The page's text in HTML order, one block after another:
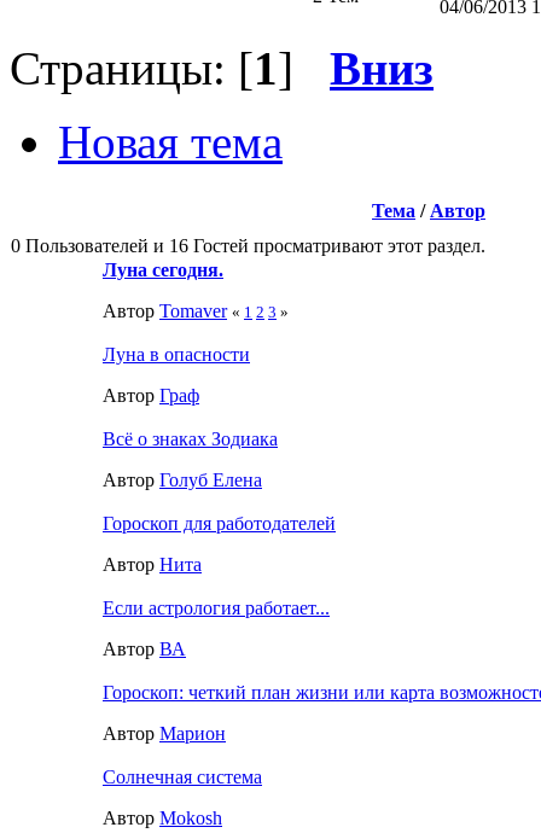
04/06/2013
Страницы: [1] Вниз
Новая тема
Тема / Автор
0 Пользователей и 16 Гостей просматривают этот раздел.
Луна сегодня.
Автор Tomaver « 1 2 3 »
Луна в опасности
Автор Граф
Всё о знаках Зодиака
Автор Голуб Елена
Гороскоп для работодателей
Автор Нита
Если астрология работает...
Автор ВА
Гороскоп: четкий план жизни или карта
Автор Марион
Солнечная система
Автор Mokosh